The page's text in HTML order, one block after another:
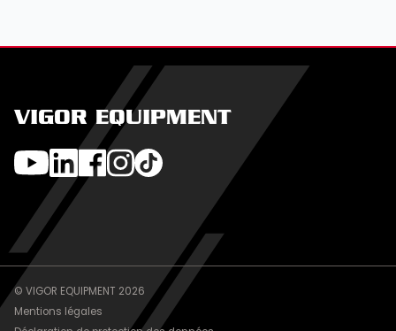
VIGOR EQUIPMENT
© VIGOR EQUIPMENT 2026
Mentions légales